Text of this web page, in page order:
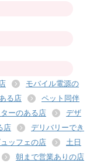
モバイル電源の
る店
ペット同伴
ーのある店
デザ
店
デリバリーでき
ッフェの店
土日
朝まで営業ありの店